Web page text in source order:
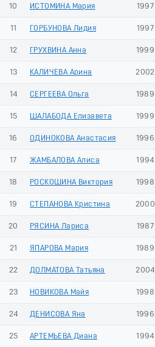
10 ИСТОМИНА Мария 1997
11 ГОРБУНОВА Лидия 1997
12 ГРУХВИНА Анна 1999
13 КАЛИЧЕВА Арина 2002
14 СЕРГЕЕВА Ольга 1989
15 ШАЛАБОДА Елизавета 1999
16 ОДИНОКОВА Анастасия 1996
17 ЖАМБАЛОВА Алиса 1994
18 РОСКОШИНА Виктория 1998
19 СТЕПАНОВА Кристина 2000
20 РЯСИНА Лариса 1987
21 ЯПАРОВА Мария 1989
22 ДОЛМАТОВА Татьяна 2004
23 НОВИКОВА Майя 1998
24 ДЕНИСОВА Яна 1996
25 АРТЕМЬЕВА Диана 1994